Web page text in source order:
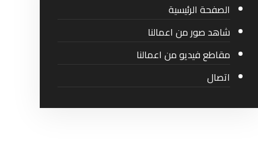
الصفحة الرئيسية
شاهد صور من اعمالنا
مقاطع فيديو من اعمالنا
اتصال